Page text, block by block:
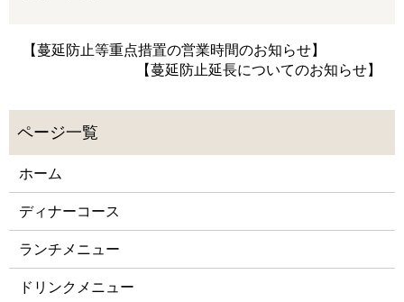
【蔓延防止等重点措置の営業時間のお知らせ】
【蔓延防止延長についてのお知らせ】
ホーム
ディナーコース
ランチメニュー
ドリンクメニュー